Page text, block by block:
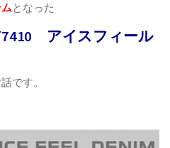
となった
アイスフィール
です。